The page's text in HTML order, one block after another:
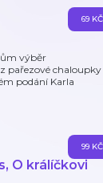
výběr
pařezové chaloupky
podání Karla
69 KČ
O králíčkovi
99 KČ